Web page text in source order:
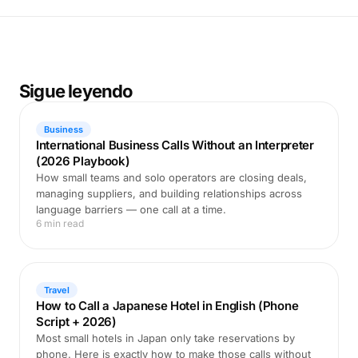
Sigue leyendo
Business
International Business Calls Without an Interpreter
(2026 Playbook)
How small teams and solo operators are closing deals,
managing suppliers, and building relationships across
language barriers — one call at a time.
6 min read
Travel
How to Call a Japanese Hotel in English (Phone
Script + 2026)
Most small hotels in Japan only take reservations by
phone. Here is exactly how to make those calls without